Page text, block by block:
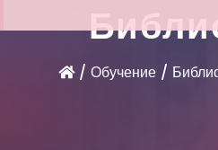
Обучение